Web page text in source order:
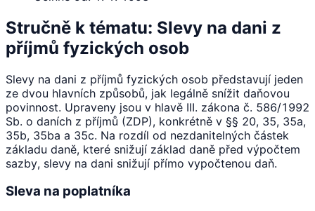
Stručně k tématu: Slevy na dani z
příjmů fyzických osob
Slevy na dani z příjmů fyzických osob představují jeden
ze dvou hlavních způsobů, jak legálně snížit daňovou
povinnost. Upraveny jsou v hlavě III. zákona č. 586/1992
Sb. o daních z příjmů (ZDP), konkrétně v §§ 20, 35, 35a,
35b, 35ba a 35c. Na rozdíl od nezdanitelných částek
základu daně, které snižují základ daně před výpočtem
sazby, slevy na dani snižují přímo vypočtenou daň.
Sleva na poplatníka